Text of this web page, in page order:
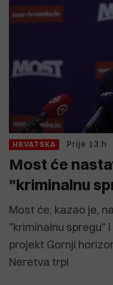
HRVATSKA Prije 13 h
Most će
"kriminalnu
Most će, kazao je,
"kriminalnu spregu"
projekt Gornji
Neretva trpi